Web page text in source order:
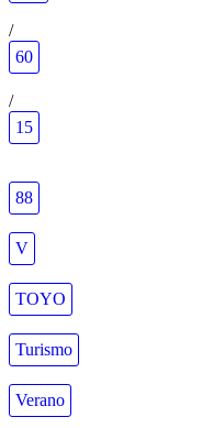
/
60
/
15
88
V
TOYO
Turismo
Verano